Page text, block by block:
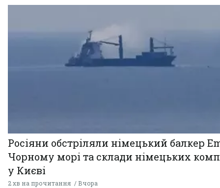
Росіяни обстріляли німецький балкер
Чорному морі та склади німецьких
у Києві
2 хв на прочитання Вчора